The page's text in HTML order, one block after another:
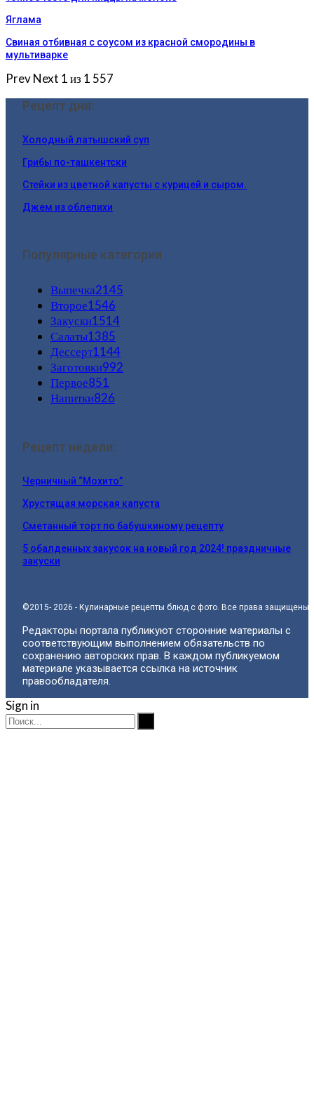
Яглама
Свиная отбивная с соусом из красной смородины в
мультиварке
PrevNext 1 из 1 557
Рецепт дня:
Холодный латышский суп
Грибы по-ташкентски
Стейки из цветной капусты с курицей и сыром.
Джем из облепихи
Популярные категории
Выпечка2145
Второе1546
Закуски1514
Салаты1385
Дессерт1144
Заготовки992
Первое851
Напитки826
Рецепт недели:
Черничный “Мохито”
Хрустящая морская капуста
Сметанный торт по бабушкиному рецепту
5 обалденных закусок на новый год 2024! праздничные
закуски
©2015- 2026 - Кулинарные рецепты блюд с фото. Все права защищены.
Редакторы портала публикуют сторонние материалы с
соответствующим выполнением обязательств по
сохранению авторских прав. В каждом публикуемом
материале указывается ссылка на источник
правообладателя.
Sign in